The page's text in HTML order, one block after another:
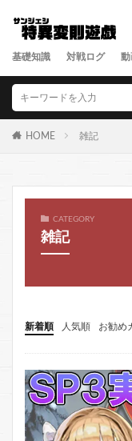
基礎知識 対戦ログ 動
HOME 雑記
CATEGORY
雑記
新着順 人気順 お勧め
基礎
メニ
対戦